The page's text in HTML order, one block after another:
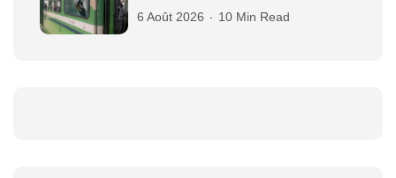
6 Août 2026 10 Min Read